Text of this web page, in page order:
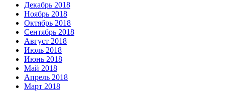
Декабрь 2018
Ноябрь 2018
Октябрь 2018
Сентябрь 2018
Август 2018
Июль 2018
Июнь 2018
Май 2018
Апрель 2018
Март 2018